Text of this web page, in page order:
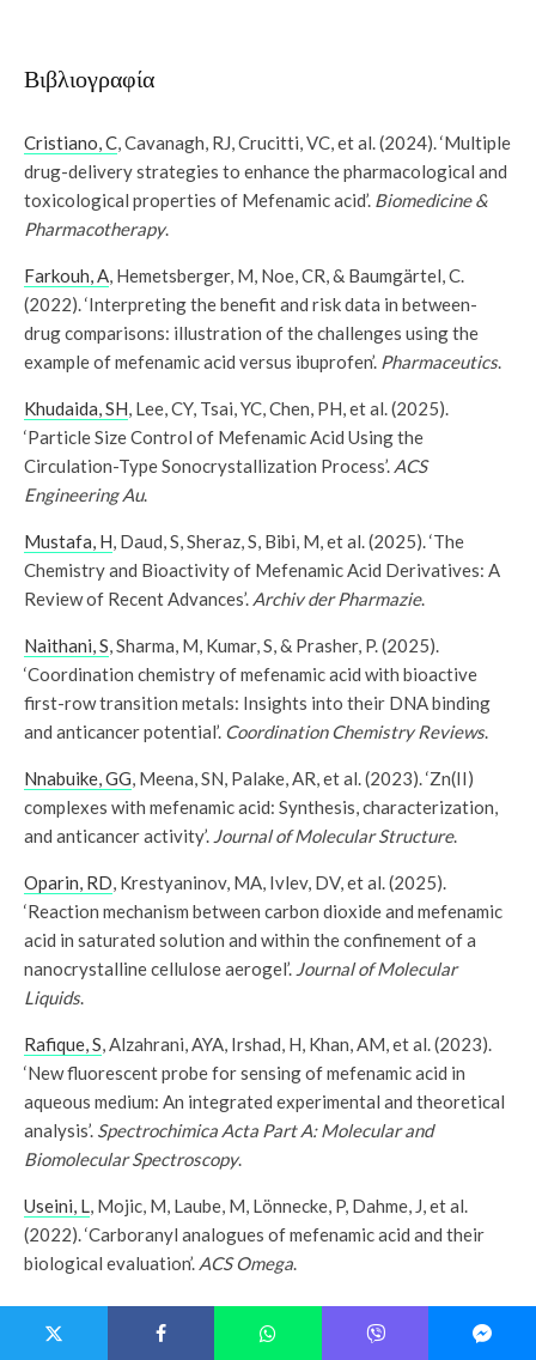
Βιβλιογραφία
Cristiano, C, Cavanagh, RJ, Crucitti, VC, et al. (2024). ‘Multiple
drug-delivery strategies to enhance the pharmacological and
toxicological properties of Mefenamic acid’. Biomedicine &
Pharmacotherapy.
Farkouh, A, Hemetsberger, M, Noe, CR, & Baumgärtel, C.
(2022). ‘Interpreting the benefit and risk data in between-
drug comparisons: illustration of the challenges using the
example of mefenamic acid versus ibuprofen’. Pharmaceutics.
Khudaida, SH, Lee, CY, Tsai, YC, Chen, PH, et al. (2025).
‘Particle Size Control of Mefenamic Acid Using the
Circulation-Type Sonocrystallization Process’. ACS
Engineering Au.
Mustafa, H, Daud, S, Sheraz, S, Bibi, M, et al. (2025). ‘The
Chemistry and Bioactivity of Mefenamic Acid Derivatives: A
Review of Recent Advances’. Archiv der Pharmazie.
Naithani, S, Sharma, M, Kumar, S, & Prasher, P. (2025).
‘Coordination chemistry of mefenamic acid with bioactive
first-row transition metals: Insights into their DNA binding
and anticancer potential’. Coordination Chemistry Reviews.
Nnabuike, GG, Meena, SN, Palake, AR, et al. (2023). ‘Zn(II)
complexes with mefenamic acid: Synthesis, characterization,
and anticancer activity’. Journal of Molecular Structure.
Oparin, RD, Krestyaninov, MA, Ivlev, DV, et al. (2025).
‘Reaction mechanism between carbon dioxide and mefenamic
acid in saturated solution and within the confinement of a
nanocrystalline cellulose aerogel’. Journal of Molecular
Liquids.
Rafique, S, Alzahrani, AYA, Irshad, H, Khan, AM, et al. (2023).
‘New fluorescent probe for sensing of mefenamic acid in
aqueous medium: An integrated experimental and theoretical
analysis’. Spectrochimica Acta Part A: Molecular and
Biomolecular Spectroscopy.
Useini, L, Mojic, M, Laube, M, Lönnecke, P, Dahme, J, et al.
(2022). ‘Carboranyl analogues of mefenamic acid and their
biological evaluation’. ACS Omega.